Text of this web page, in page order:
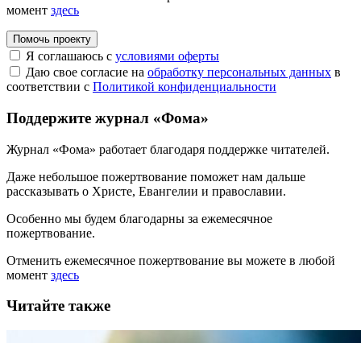
момент здесь
Помочь проекту
Я соглашаюсь с условиями оферты
Даю свое согласие на обработку персональных данных в
соответствии с Политикой конфиденциальности
Поддержите журнал «Фома»
Журнал «Фома» работает благодаря поддержке читателей.
Даже небольшое пожертвование поможет нам дальше
рассказывать о Христе, Евангелии и православии.
Особенно мы будем благодарны за ежемесячное
пожертвование.
Отменить ежемесячное пожертвование вы можете в любой
момент здесь
Читайте также